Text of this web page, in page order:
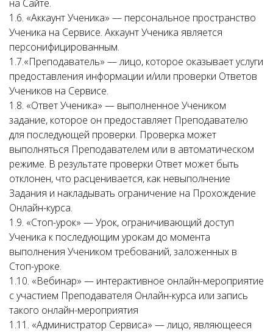
на Сайте.
1.6. «Аккаунт Ученика» — персональное пространство
Ученика на Сервисе. Аккаунт Ученика является
персонифицированным.
1.7.«Преподаватель» — лицо, которое оказывает услуги
предоставления информации и/или проверки Ответов
Учеников на Сервисе.
1.8. «Ответ Ученика» — выполненное Учеником
задание, которое он предоставляет Преподавателю
для последующей проверки. Проверка может
выполняться Преподавателем или в автоматическом
режиме. В результате проверки Ответ может быть
отклонен, что расценивается, как невыполнение
Задания и накладывать ограничение на Прохождение
Онлайн-курса.
1.9. «Стоп-урок» — Урок, ограничивающий доступ
Ученика к последующим урокам до момента
выполнения Учеником требований, заложенных в
Стоп-уроке.
1.10. «Вебинар» — интерактивное онлайн-мероприятие
с участием Преподавателя Онлайн-курса или запись
такого онлайн-мероприятия
1.11. «Администратор Сервиса» — лицо, являющееся